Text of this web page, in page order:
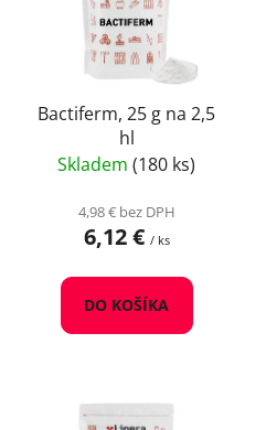
Bactiferm, 25 g na 2,5
hl
Skladem (180 ks)
4,98 € bez DPH
6,12 € / ks
DO KOŠÍKA